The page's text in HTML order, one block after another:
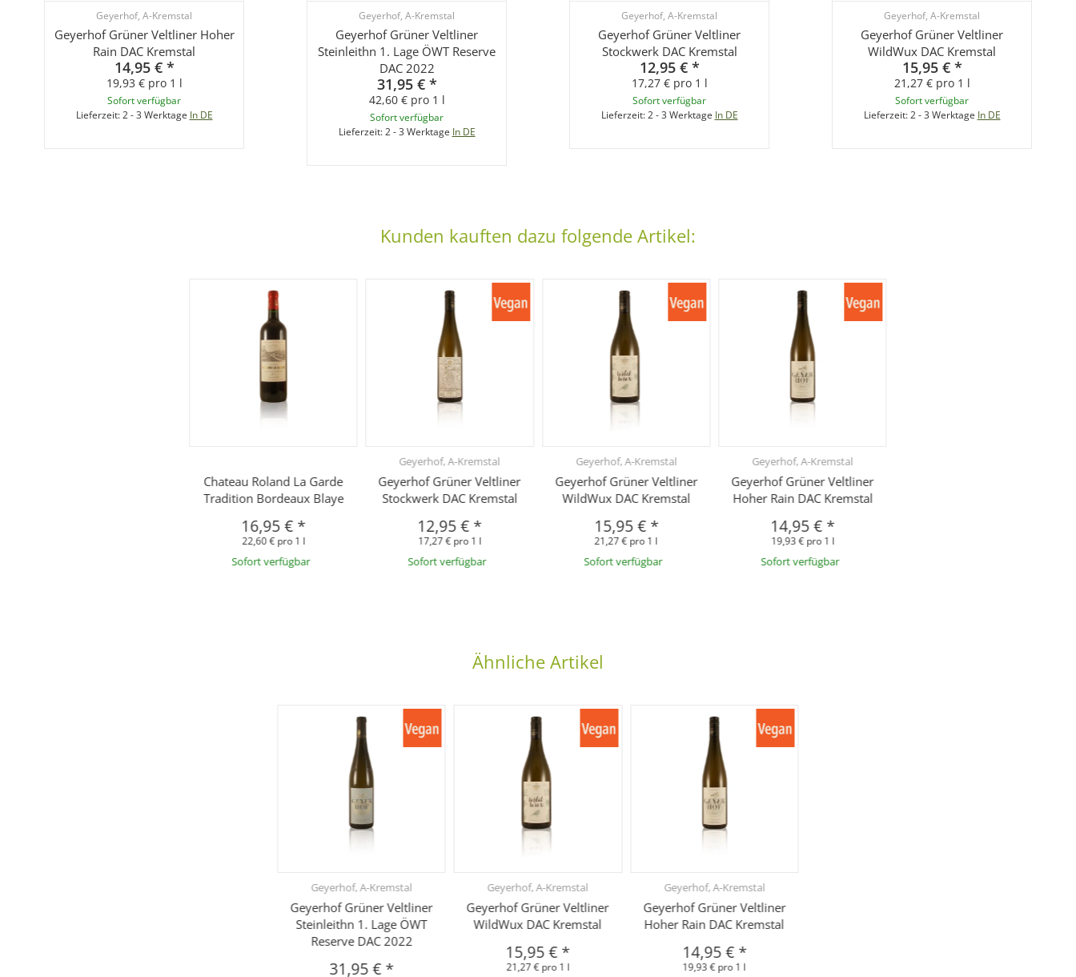
Geyerhof, A-Kremstal
Geyerhof Grüner Veltliner Hoher
Rain DAC Kremstal
14,95 € *
19,93 € pro 1 l
Sofort verfügbar
Lieferzeit:2 - 3 Werktage In DE
Geyerhof, A-Kremstal
Geyerhof Grüner Veltliner
Steinleithn 1. Lage ÖWT Reserve
DAC 2022
31,95 € *
42,60 € pro 1 l
Sofort verfügbar
Lieferzeit:2 - 3 Werktage In DE
Geyerhof, A-Kremstal
Geyerhof Grüner Veltliner
Stockwerk DAC Kremstal
12,95 € *
17,27 € pro 1 l
Sofort verfügbar
Lieferzeit:2 - 3 Werktage In DE
Geyerhof, A-Kremstal
Geyerhof Grüner Veltliner
WildWux DAC Kremstal
15,95 € *
21,27 € pro 1 l
Sofort verfügbar
Lieferzeit:2 - 3 Werktage In DE
Kunden kauften dazu folgende Artikel:
Chateau Roland La Garde
Tradition Bordeaux Blaye
16,95 € *
22,60 € pro 1 l
Sofort verfügbar
Geyerhof, A-Kremstal
Geyerhof Grüner Veltliner
Stockwerk DAC Kremstal
12,95 € *
17,27 € pro 1 l
Sofort verfügbar
Geyerhof, A-Kremstal
Geyerhof Grüner Veltliner
WildWux DAC Kremstal
15,95 € *
21,27 € pro 1 l
Sofort verfügbar
Geyerhof, A-Kremstal
Geyerhof Grüner Veltliner
Hoher Rain DAC Kremstal
14,95 € *
19,93 € pro 1 l
Sofort verfügbar
Ähnliche Artikel
Geyerhof, A-Kremstal
Geyerhof Grüner Veltliner
Steinleithn 1. Lage ÖWT
Reserve DAC 2022
31,95 €*
Geyerhof, A-Kremstal
Geyerhof Grüner Veltliner
WildWux DAC Kremstal
15,95 €*
21,27 € pro 1 l
Geyerhof, A-Kremstal
Geyerhof Grüner Veltliner
Hoher Rain DAC Kremstal
14,95 €*
19,93 € pro 1 l